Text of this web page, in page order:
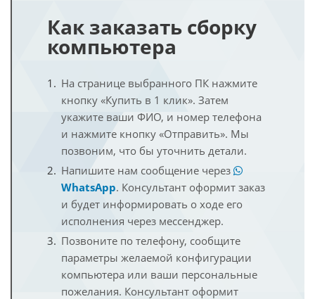
Как заказать сборку
компьютера
На странице выбранного ПК нажмите
кнопку «Купить в 1 клик». Затем
укажите ваши ФИО, и номер телефона
и нажмите кнопку «Отправить». Мы
позвоним, что бы уточнить детали.
Напишите нам сообщение через
WhatsApp. Консультант оформит заказ
и будет информировать о ходе его
исполнения через мессенджер.
Позвоните по телефону, сообщите
параметры желаемой конфигурации
компьютера или ваши персональные
пожелания. Консультант оформит